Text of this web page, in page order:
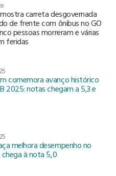
carreta desgovernada
de frente com ônibus no GO
pessoas morreram e várias
feridas
comemora avanço histórico
2025: notas chegam a 5,3 e
melhora desempenho no
chega à nota 5,0